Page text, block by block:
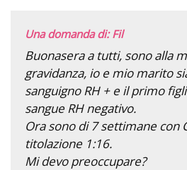
Una domanda di: Fil
Buonasera a tutti, sono alla
gravidanza, io e mio marito
sanguigno RH + e il primo
sangue RH negativo.
Ora sono di 7 settimane con
titolazione 1:16.
Mi devo preoccupare?